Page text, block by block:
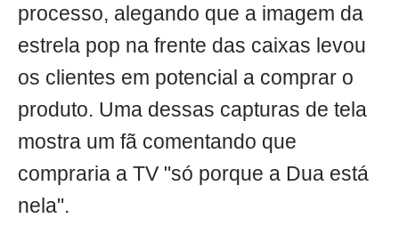
processo, alegando que a imagem da
estrela pop na frente das caixas levou
os clientes em potencial a comprar o
produto. Uma dessas capturas de tela
mostra um fã comentando que
compraria a TV "só porque a Dua está
nela".